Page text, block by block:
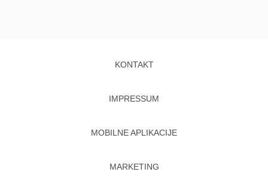
KONTAKT
IMPRESSUM
MOBILNE APLIKACIJE
MARKETING